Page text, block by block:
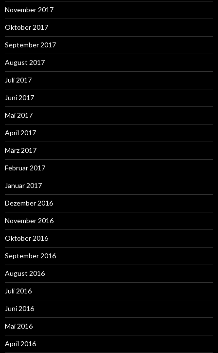
November 2017
Oktober 2017
September 2017
August 2017
Juli 2017
Juni 2017
Mai 2017
April 2017
März 2017
Februar 2017
Januar 2017
Dezember 2016
November 2016
Oktober 2016
September 2016
August 2016
Juli 2016
Juni 2016
Mai 2016
April 2016